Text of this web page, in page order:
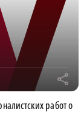
r
работ о